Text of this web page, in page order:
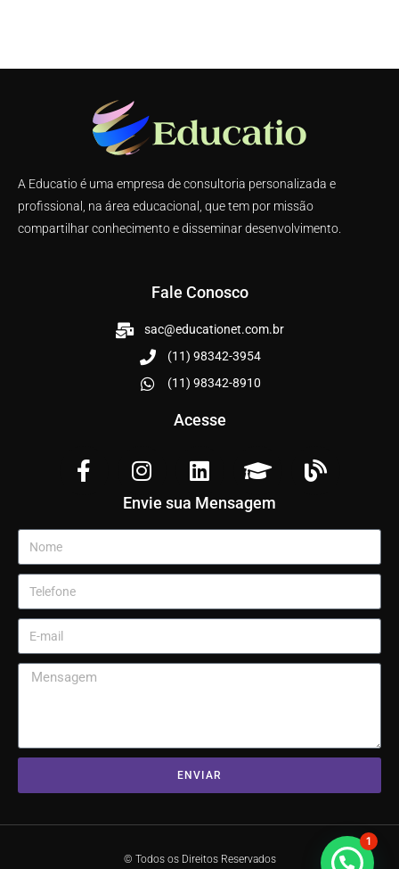
A Educatio é uma empresa de consultoria personalizada e
profissional, na área educacional, que tem por missão
compartilhar conhecimento e disseminar desenvolvimento.
Fale Conosco
sac@educationet.com.br
(11) 98342-3954
(11) 98342-8910
Acesse
Envie sua Mensagem
ENVIAR
© Todos os Direitos Reservados
1